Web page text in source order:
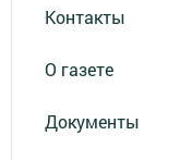
Контакты
О газете
Документы